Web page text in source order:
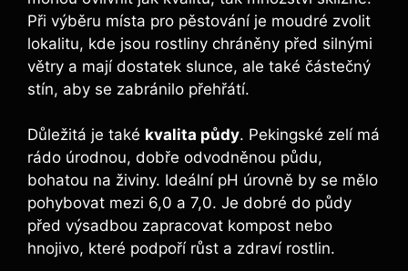
Při výběru místa pro pěstování je moudré zvolit
lokalitu, kde jsou rostliny chráněny před silnými
větry a mají dostatek slunce, ale také částečný
stín, aby se zabránilo přehřátí.
Důležitá je také kvalita půdy. Pekingské zelí má
rádo úrodnou, dobře odvodněnou půdu,
bohatou na živiny. Ideální pH úrovně by se mělo
pohybovat mezi 6,0 a 7,0. Je dobré do půdy
před výsadbou zapracovat kompost nebo
hnojivo, které podpoří růst a zdraví rostlin.